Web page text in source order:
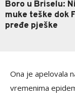
Boro u Briselu:
muke teške dok
pređe pješke
Ona je apelovala
vremenima